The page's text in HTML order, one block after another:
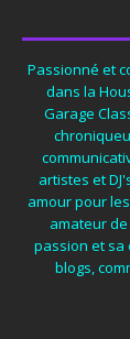
Passionné et
dans la
Garage
artistes et
amour pour
amateur
passion et sa
blogs,